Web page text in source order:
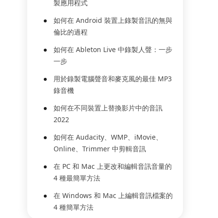
製應用程式
如何在 Android 裝置上錄製音訊的無與
倫比的過程
如何在 Ableton Live 中錄製人聲：一步
一步
用於錄製電腦聲音和麥克風的最佳 MP3
錄音機
如何在不同裝置上替換影片中的音訊
2022
如何在 Audacity、WMP、iMovie、
Online、Trimmer 中剪輯音訊
在 PC 和 Mac 上更改和編輯音訊音量的
4 種最簡單方法
在 Windows 和 Mac 上編輯音訊檔案的
4 種簡單方法